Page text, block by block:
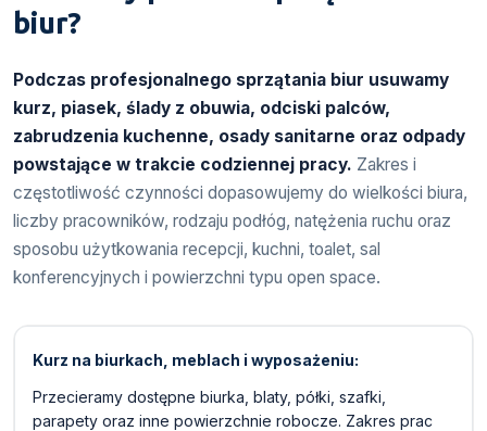
biur?
Podczas profesjonalnego sprzątania biur usuwamy
kurz, piasek, ślady z obuwia, odciski palców,
zabrudzenia kuchenne, osady sanitarne oraz odpady
powstające w trakcie codziennej pracy. Zakres i
częstotliwość czynności dopasowujemy do wielkości biura,
liczby pracowników, rodzaju podłóg, natężenia ruchu oraz
sposobu użytkowania recepcji, kuchni, toalet, sal
konferencyjnych i powierzchni typu open space.
Kurz na biurkach, meblach i wyposażeniu
Przecieramy dostępne biurka, blaty, półki, szafki,
parapety oraz inne powierzchnie robocze. Zakres prac